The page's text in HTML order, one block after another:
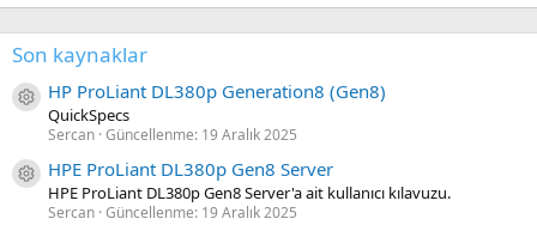
Son kaynaklar
Kaynak ikon/amblem
HP ProLiant DL380p Generation8 (Gen8)
QuickSpecs
Sercan Güncellenme: 19 Aralık 2025
Kaynak ikon/amblem
HPE ProLiant DL380p Gen8 Server
HPE ProLiant DL380p Gen8 Server'a ait kullanıcı kılavuzu.
Sercan Güncellenme: 19 Aralık 2025